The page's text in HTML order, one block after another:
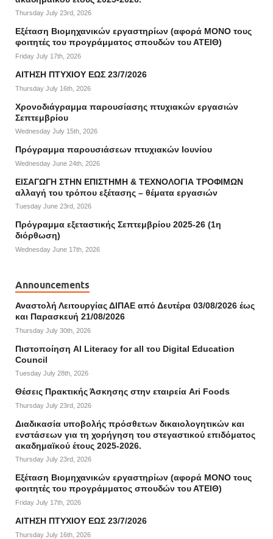
Thursday July 23rd, 2026
Εξέταση Βιομηχανικών εργαστηρίων (αφορά ΜΟΝΟ τους
φοιτητές του προγράμματος σπουδών του ΑΤΕΙΘ)
Friday July 17th, 2026
ΑΙΤΗΣΗ ΠΤΥΧΙΟΥ ΕΩΣ 23/7/2026
Thursday July 16th, 2026
Χρονοδιάγραμμα παρουσίασης πτυχιακών εργασιών
Σεπτεμβρίου
Wednesday July 15th, 2026
Πρόγραμμα παρουσιάσεων πτυχιακών Ιουνίου
Wednesday June 24th, 2026
ΕΙΣΑΓΩΓΗ ΣΤΗΝ ΕΠΙΣΤΗΜΗ & ΤΕΧΝΟΛΟΓΙΑ ΤΡΟΦΙΜΩΝ
αλλαγή του τρόπου εξέτασης – θέματα εργασιών
Tuesday June 23rd, 2026
Πρόγραμμα εξεταστικής Σεπτεμβρίου 2025-26 (1η
διόρθωση)
Wednesday June 17th, 2026
Announcements
Αναστολή Λειτουργίας ΔΙΠΑΕ από Δευτέρα 03/08/2026 έως
και Παρασκευή 21/08/2026
Thursday July 30th, 2026
Πιστοποίηση AI Literacy for all του Digital Education
Council
Tuesday July 28th, 2026
Θέσεις Πρακτικής Άσκησης στην εταιρεία Ari Foods
Thursday July 23rd, 2026
Διαδικασία υποβολής πρόσθετων δικαιολογητικών και
ενστάσεων για τη χορήγηση του στεγαστικού επιδόματος
ακαδημαϊκού έτους 2025-2026.
Thursday July 23rd, 2026
Εξέταση Βιομηχανικών εργαστηρίων (αφορά ΜΟΝΟ τους
φοιτητές του προγράμματος σπουδών του ΑΤΕΙΘ)
Friday July 17th, 2026
ΑΙΤΗΣΗ ΠΤΥΧΙΟΥ ΕΩΣ 23/7/2026
Thursday July 16th, 2026